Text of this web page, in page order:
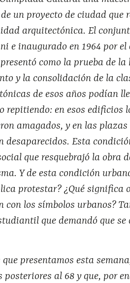
un proyecto de ciudad que
arquitectónica. El
e inaugurado en 1964 por el
como la prueba de
y la consolidación de la
de esos años podían
repitiendo: en esos edificios
amagados, y en las
desaparecidos. Esta
que resquebrajó la obra
Y de esta condición
protestar? ¿Qué significa
con los símbolos urbanos?
que demandó que
presentamos esta
posteriores al 68 y que, por